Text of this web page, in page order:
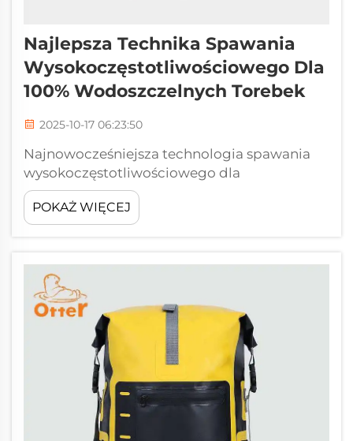
Najlepsza Technika Spawania
Wysokoczęstotliwościowego Dla
100% Wodoszczelnych Torebek
2025-10-17 06:23:50
Najnowocześniejsza technologia spawania
wysokoczęstotliwościowego dla
NAJLEPSZYCH wodoszczelnych produktów.
W Jiaguang posiadamy najnowocześniejszą
technologię spawania
najlepsze dostępne wodoszczelne torebki.
Wykorzystujemy własne urządzenia do
spawania wysokoczęstotliwościowego...
POKAŻ WIĘCEJ